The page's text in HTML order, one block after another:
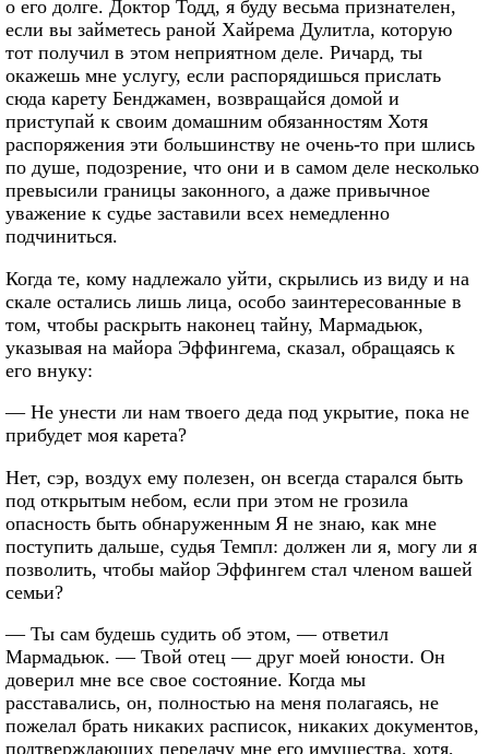
о его долге. Доктор Тодд, я буду весьма признателен,
если вы займетесь раной Хайрема Дулитла, которую
тот получил в этом неприятном деле. Ричард, ты
окажешь мне услугу, если распорядишься прислать
сюда карету Бенджамен, возвращайся домой и
приступай к своим домашним обязанностям Хотя
распоряжения эти большинству не очень-то при шлись
по душе, подозрение, что они и в самом деле несколько
превысили границы законного, а даже привычное
уважение к судье заставили всех немедленно
подчиниться.
Когда те, кому надлежало уйти, скрылись из виду и на
скале остались лишь лица, особо заинтересованные в
том, чтобы раскрыть наконец тайну, Мармадьюк,
указывая на майора Эффингема, сказал, обращаясь к
его внуку:
— Не унести ли нам твоего деда под укрытие, пока не
прибудет моя карета?
Нет, сэр, воздух ему полезен, он всегда старался быть
под открытым небом, если при этом не грозила
опасность быть обнаруженным Я не знаю, как мне
поступить дальше, судья Темпл: должен ли я, могу ли я
позволить, чтобы майор Эффингем стал членом вашей
семьи?
— Ты сам будешь судить об этом, — ответил
Мармадьюк. — Твой отец — друг моей юности. Он
доверил мне все свое состояние. Когда мы
расставались, он, полностью на меня полагаясь, не
пожелал брать никаких расписок, никаких документов,
подтверждающих передачу мне его имущества, хотя,